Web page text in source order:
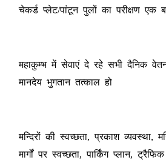
चेकर्ड प्लेट/पांटून पुलों का परीक्षण एक
महाकुम्भ में सेवाएं दे रहे सभी दैनिक वेतन
मानदेय भुगतान तत्काल हो
मन्दिरों की स्वच्छता, प्रकाश व्यवस्था,
मार्गों पर स्वच्छता, पार्किंग प्लान,